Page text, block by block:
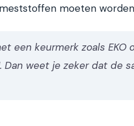
moeten
een keurmerk zoals EKO
Dan weet je zeker dat de